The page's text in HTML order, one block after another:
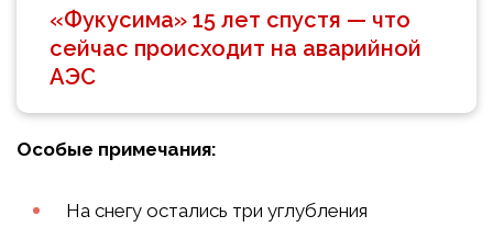
«Фукусима» 15 лет спустя — что
сейчас происходит на аварийной
АЭС
Особые примечания:
На снегу остались три углубления